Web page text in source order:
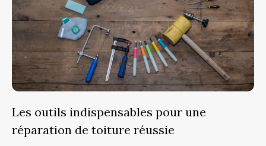
Les outils indispensables pour une
réparation de toiture réussie